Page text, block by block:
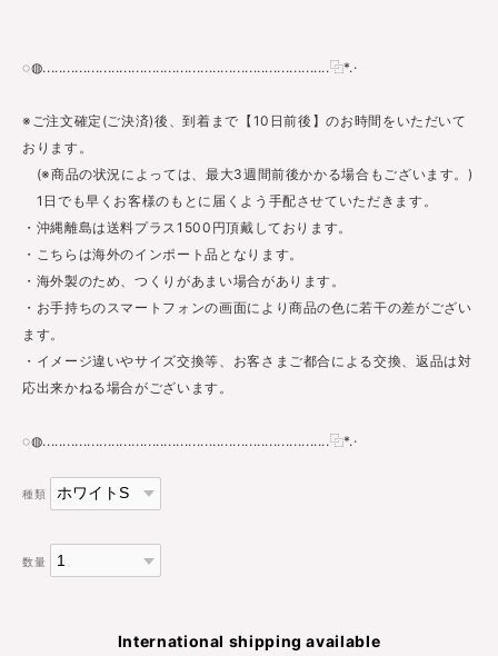
◌◍.......................................................................⿻*.·
※ご注文確定(ご決済)後、到着まで【10日前後】のお時間をいただいて
おります。
(※商品の状況によっては、最大3週間前後かかる場合もございます。)
1日でも早くお客様のもとに届くよう手配させていただきます。
・沖縄離島は送料プラス1500円頂戴しております。
・こちらは海外のインポート品となります。
・海外製のため、つくりがあまい場合があります。
・お手持ちのスマートフォンの画面により商品の色に若干の差がござい
ます。
・イメージ違いやサイズ交換等、お客さまご都合による交換、返品は対
応出来かねる場合がございます。
◌◍.......................................................................⿻*.·
種類
数量
International shipping available